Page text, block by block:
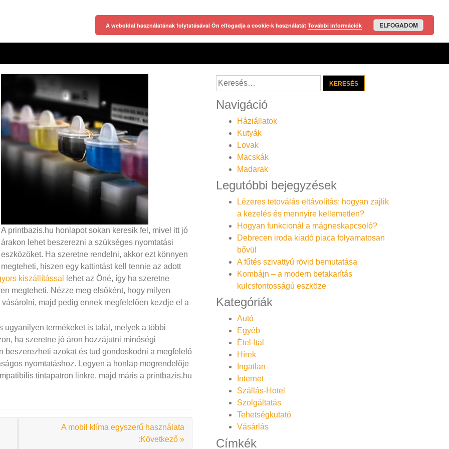
A printbazis.hu honlapot sokan keresik fel, mivel itt jó
árakon lehet beszerezni a szükséges nyomtatási
eszközöket. Ha szeretne rendelni, akkor ezt könnyen
megteheti, hiszen egy kattintást kell tennie az adott
kiszállítással
lehet az Öné, így ha szeretne
megteheti. Nézze meg elsőként, hogy milyen
majd pedig ennek megfelelően kezdje el a
termékeket is talál, melyek a többi
ha szeretne jó áron hozzájutni minőségi
beszerezheti azokat és tud gondoskodni a megfelelő
nyomtatáshoz. Legyen a honlap megrendelője
tintapatron linkre, majd máris a printbazis.hu
A mobil klíma egyszerű használata
:Következő »
Keresés:
Navigáció
Háziállatok
Kutyák
Lovak
Macskák
Madarak
Legutóbbi bejegyzések
Lézeres tetoválás eltávolítás: hogyan zajlik
a kezelés és mennyire kellemetlen?
Hogyan funkcionál a mágneskapcsoló?
Debrecen iroda kiadó piaca folyamatosan
bővül
A fűtés szivattyú rövid bemutatása
Kombájn – a modern betakarítás
kulcsfontosságú eszköze
Kategóriák
Autó
Egyéb
Étel-Ital
Hírek
Ingatlan
Internet
Szállás-Hotel
Szolgáltatás
Tehetségkutató
Vásárlás
Címkék
A weboldal használatának folytatásával Ön elfogadja a cookie-k használatát További információk ELFOGADOM